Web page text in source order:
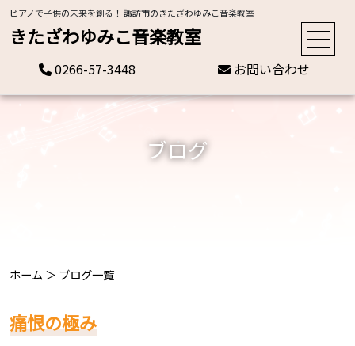
ピアノで子供の未来を創る！ 諏訪市のきたざわゆみこ音楽教室
きたざわゆみこ音楽教室
0266-57-3448 お問い合わせ
ブログ
ホーム ＞ ブログ一覧
痛恨の極み